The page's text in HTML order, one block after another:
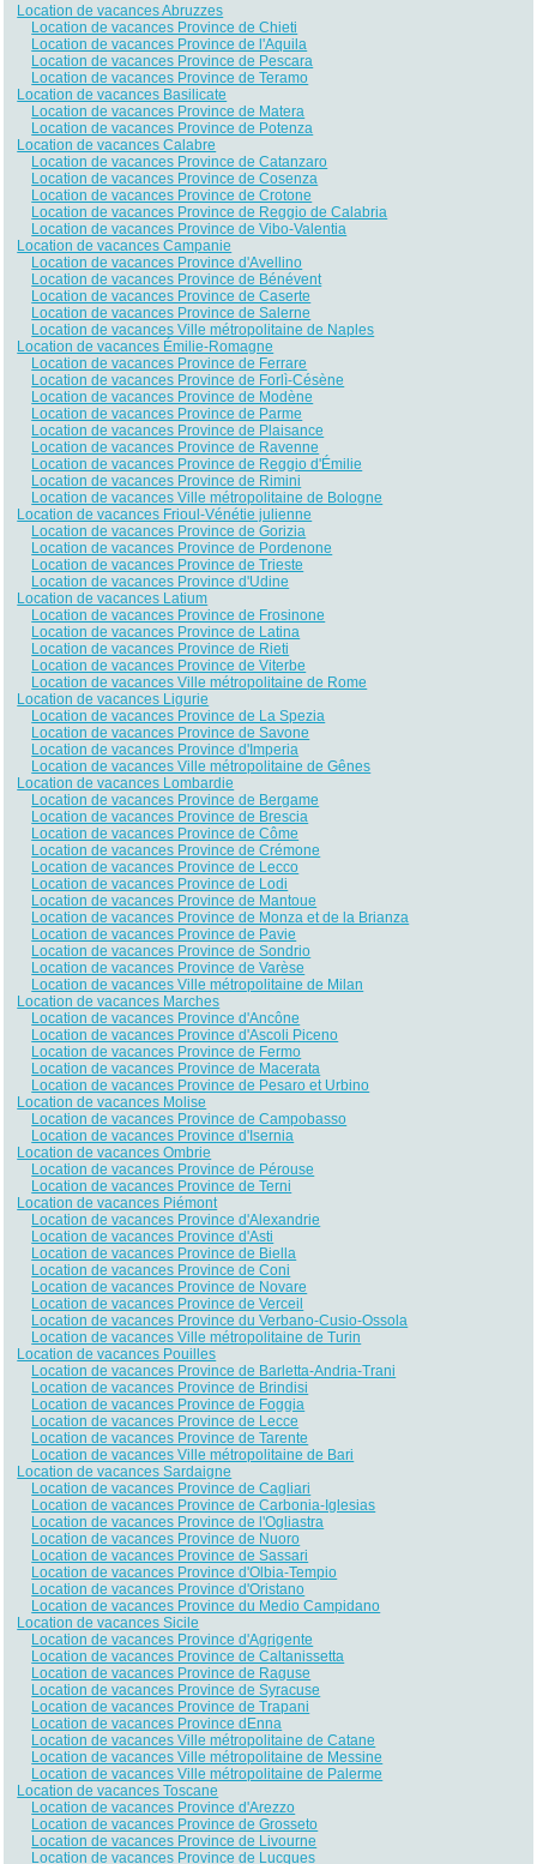
Location de vacances Abruzzes
Location de vacances Province de Chieti
Location de vacances Province de l'Aquila
Location de vacances Province de Pescara
Location de vacances Province de Teramo
Location de vacances Basilicate
Location de vacances Province de Matera
Location de vacances Province de Potenza
Location de vacances Calabre
Location de vacances Province de Catanzaro
Location de vacances Province de Cosenza
Location de vacances Province de Crotone
Location de vacances Province de Reggio de Calabria
Location de vacances Province de Vibo-Valentia
Location de vacances Campanie
Location de vacances Province d'Avellino
Location de vacances Province de Bénévent
Location de vacances Province de Caserte
Location de vacances Province de Salerne
Location de vacances Ville métropolitaine de Naples
Location de vacances Émilie-Romagne
Location de vacances Province de Ferrare
Location de vacances Province de Forlì-Césène
Location de vacances Province de Modène
Location de vacances Province de Parme
Location de vacances Province de Plaisance
Location de vacances Province de Ravenne
Location de vacances Province de Reggio d'Émilie
Location de vacances Province de Rimini
Location de vacances Ville métropolitaine de Bologne
Location de vacances Frioul-Vénétie julienne
Location de vacances Province de Gorizia
Location de vacances Province de Pordenone
Location de vacances Province de Trieste
Location de vacances Province d'Udine
Location de vacances Latium
Location de vacances Province de Frosinone
Location de vacances Province de Latina
Location de vacances Province de Rieti
Location de vacances Province de Viterbe
Location de vacances Ville métropolitaine de Rome
Location de vacances Ligurie
Location de vacances Province de La Spezia
Location de vacances Province de Savone
Location de vacances Province d'Imperia
Location de vacances Ville métropolitaine de Gênes
Location de vacances Lombardie
Location de vacances Province de Bergame
Location de vacances Province de Brescia
Location de vacances Province de Côme
Location de vacances Province de Crémone
Location de vacances Province de Lecco
Location de vacances Province de Lodi
Location de vacances Province de Mantoue
Location de vacances Province de Monza et de la Brianza
Location de vacances Province de Pavie
Location de vacances Province de Sondrio
Location de vacances Province de Varèse
Location de vacances Ville métropolitaine de Milan
Location de vacances Marches
Location de vacances Province d'Ancône
Location de vacances Province d'Ascoli Piceno
Location de vacances Province de Fermo
Location de vacances Province de Macerata
Location de vacances Province de Pesaro et Urbino
Location de vacances Molise
Location de vacances Province de Campobasso
Location de vacances Province d'Isernia
Location de vacances Ombrie
Location de vacances Province de Pérouse
Location de vacances Province de Terni
Location de vacances Piémont
Location de vacances Province d'Alexandrie
Location de vacances Province d'Asti
Location de vacances Province de Biella
Location de vacances Province de Coni
Location de vacances Province de Novare
Location de vacances Province de Verceil
Location de vacances Province du Verbano-Cusio-Ossola
Location de vacances Ville métropolitaine de Turin
Location de vacances Pouilles
Location de vacances Province de Barletta-Andria-Trani
Location de vacances Province de Brindisi
Location de vacances Province de Foggia
Location de vacances Province de Lecce
Location de vacances Province de Tarente
Location de vacances Ville métropolitaine de Bari
Location de vacances Sardaigne
Location de vacances Province de Cagliari
Location de vacances Province de Carbonia-Iglesias
Location de vacances Province de l'Ogliastra
Location de vacances Province de Nuoro
Location de vacances Province de Sassari
Location de vacances Province d'Olbia-Tempio
Location de vacances Province d'Oristano
Location de vacances Province du Medio Campidano
Location de vacances Sicile
Location de vacances Province d'Agrigente
Location de vacances Province de Caltanissetta
Location de vacances Province de Raguse
Location de vacances Province de Syracuse
Location de vacances Province de Trapani
Location de vacances Province dEnna
Location de vacances Ville métropolitaine de Catane
Location de vacances Ville métropolitaine de Messine
Location de vacances Ville métropolitaine de Palerme
Location de vacances Toscane
Location de vacances Province d'Arezzo
Location de vacances Province de Grosseto
Location de vacances Province de Livourne
Location de vacances Province de Lucques